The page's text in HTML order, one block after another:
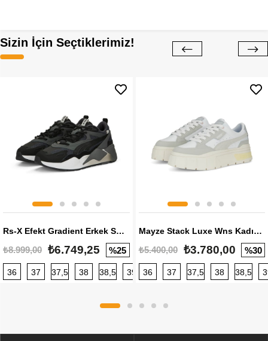
Sizin İçin Seçtiklerimiz!
Rs-X Efekt Gradient Erkek Sneaker
₺8.999,00 ₺6.749,25 %25
36 37 37,5 38 38,5 39 40 40,5 41 42 42,5
Mayze Stack Luxe Wns Kadın Sneaker
₺5.400,00 ₺3.780,00 %30
36 37 37,5 38 38,5